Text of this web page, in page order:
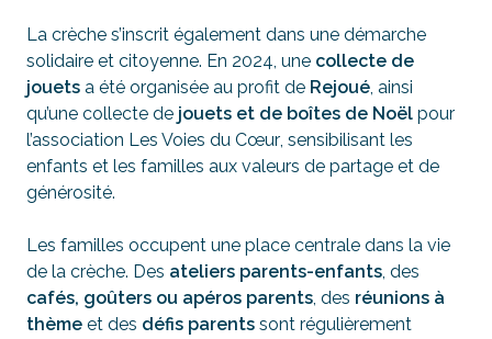
La crèche s’inscrit également dans une démarche
solidaire et citoyenne. En 2024, une collecte de
jouets a été organisée au profit de Rejoué, ainsi
qu’une collecte de jouets et de boîtes de Noël pour
l’association Les Voies du Cœur, sensibilisant les
enfants et les familles aux valeurs de partage et de
générosité.
Les familles occupent une place centrale dans la vie
de la crèche. Des ateliers parents-enfants, des
cafés, goûters ou apéros parents, des réunions à
thème et des défis parents sont régulièrement